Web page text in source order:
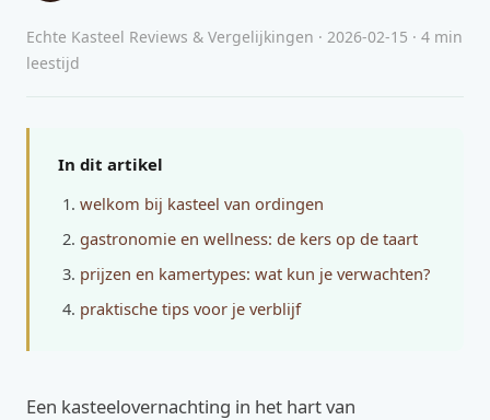
Echte Kasteel Reviews & Vergelijkingen · 2026-02-15 · 4 min
leestijd
In dit artikel
welkom bij kasteel van ordingen
gastronomie en wellness: de kers op de taart
prijzen en kamertypes: wat kun je verwachten?
praktische tips voor je verblijf
Een kasteelovernachting in het hart van